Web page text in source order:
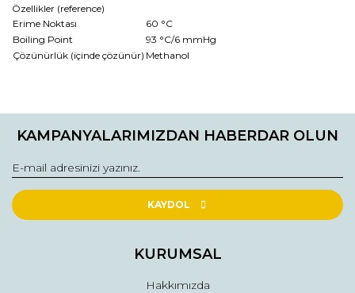
Özellikler (reference)
Erime Noktası
60 °C
Boiling Point
93 °C/6 mmHg
Çözünürlük (içinde çözünür) Methanol
konularda yetersiz gördüğünüz noktaları öneri formunu
Görüş ve önerileriniz için teşekkür ederiz.
Ürün resmi kalitesiz, bozuk veya görüntülenemiyor.
Ürün açıklamasında eksik bilgiler bulunuyor.
Ürün fiyatı diğer sitelerden daha pahalı.
KAMPANYALARIMIZDAN HABERDAR OLUN
KAYDOL
KURUMSAL
Hakkımızda